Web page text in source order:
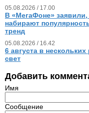
05.08.2026 / 17.00
В «МегаФоне»
набирают
тренд
05.08.2026 / 16.42
6 августа в
свет
Добавить
Имя
Сообщение